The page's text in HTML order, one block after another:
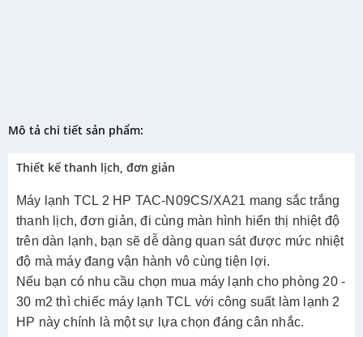
Mô tả chi tiết sản phẩm:
Thiết kế thanh lịch, đơn giản
Máy lạnh TCL 2 HP TAC-N09CS/XA21 mang sắc trắng
thanh lịch, đơn giản, đi cùng màn hình hiển thị nhiệt độ
trên dàn lạnh, bạn sẽ dễ dàng quan sát được mức nhiệt
độ mà máy đang vận hành vô cùng tiện lợi.
Nếu bạn có nhu cầu chọn mua máy lạnh cho phòng 20 -
30 m2 thì chiếc máy lạnh TCL với công suất làm lạnh 2
HP này chính là một sự lựa chọn đáng cân nhắc.